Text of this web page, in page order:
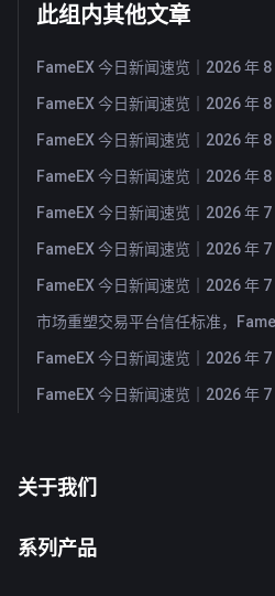
此组内其他文章
关于我们
系列产品